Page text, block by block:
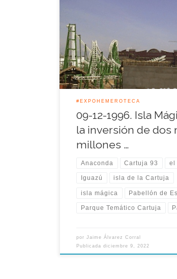
invertir al menos casi dos mil
en atracciones hasta el año 1997 en
habilitado dentro de la Isla de la
atracciones, y especialmente las
fueron la base […]
#EXPOHEMEROTECA
09-12-1996. Isla
la inversión de dos
millones …
Anaconda Cartuja 93 el
Iguazú isla de la Cartuja
isla mágica Pabellón de
Parque Temático Cartuja
porJaime Álvarez Corral
Publicadadiciembre 9, 2022